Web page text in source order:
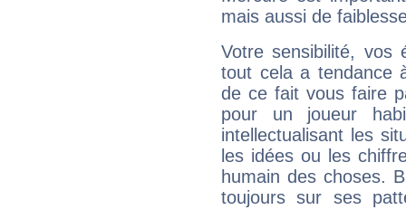
mais aussi de
Votre sensibilité,
tout cela a tendance
de ce fait vous faire
pour un joueur
intellectualisant les
les idées ou les
humain des choses.
toujours sur ses